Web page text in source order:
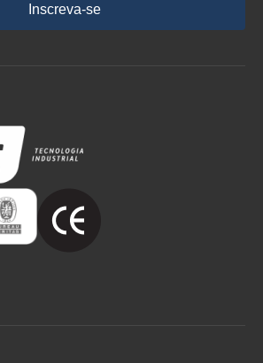
Inscreva-se